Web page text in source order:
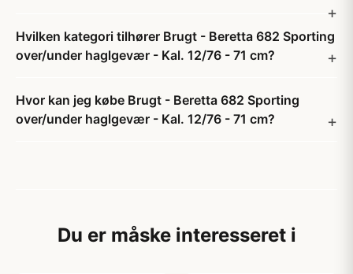
Hvilken kategori tilhører Brugt - Beretta 682 Sporting
over/under haglgevær - Kal. 12/76 - 71 cm?
Hvor kan jeg købe Brugt - Beretta 682 Sporting
over/under haglgevær - Kal. 12/76 - 71 cm?
Du er måske interesseret i